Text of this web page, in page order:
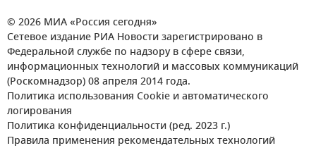
© 2026 МИА «Россия сегодня»
Сетевое издание РИА Новости зарегистрировано в
Федеральной службе по надзору в сфере связи,
информационных технологий и массовых коммуникаций
(Роскомнадзор) 08 апреля 2014 года.
Политика использования Cookie и автоматического
логирования
Политика конфиденциальности (ред. 2023 г.)
Правила применения рекомендательных технологий